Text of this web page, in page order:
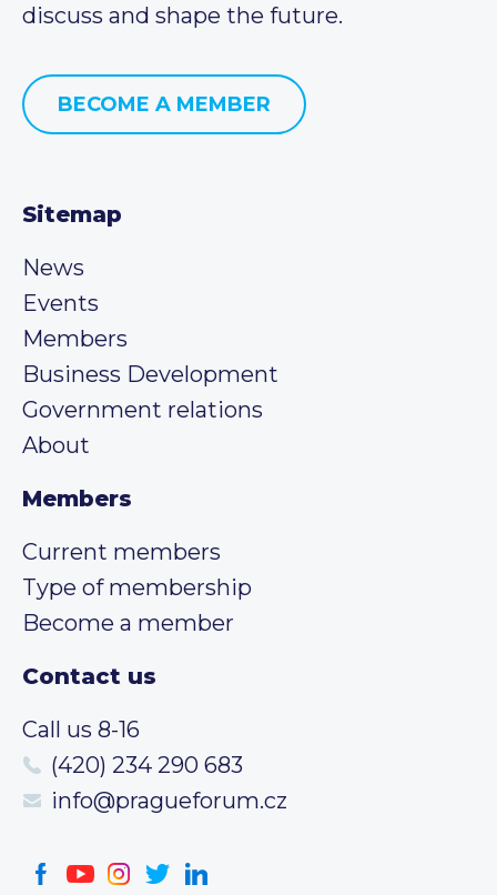
discuss and shape the future.
BECOME A MEMBER
Sitemap
News
Events
Members
Business Development
Government relations
About
Members
Current members
Type of membership
Become a member
Contact us
Call us 8-16
(420) 234 290 683
info@pragueforum.cz